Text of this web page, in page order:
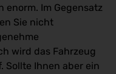
enorm. Im Gegensatz
Sie nicht
wird das Fahrzeug
Sollte Ihnen aber ein